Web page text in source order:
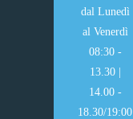
dal Lunedì
al Venerdì
08:30 -
13.30 |
14.00 -
18.30/19:00